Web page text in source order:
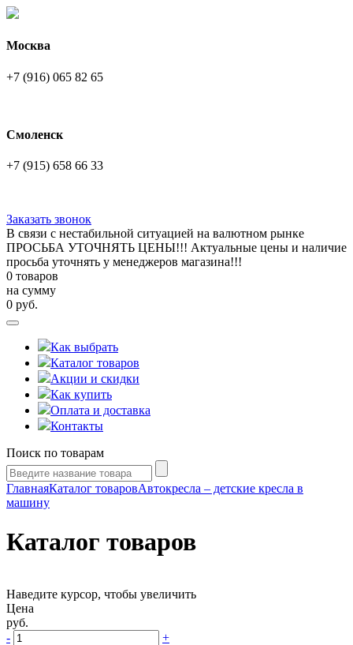
Москва
+7 (916) 065 82 65
Смоленск
+7 (915) 658 66 33
Заказать звонок
В связи с нестабильной ситуацией на валютном рынке
ПРОСЬБА УТОЧНЯТЬ ЦЕНЫ!!! Актуальные цены и наличие
просьба уточнять у менеджеров магазина!!!
0 товаров
на сумму
0 руб.
Как выбрать
Каталог товаров
Акции и скидки
Как купить
Оплата и доставка
Контакты
Поиск по товарам
ГлавнаяКаталог товаровАвтокресла – детские кресла в
машину
Каталог товаров
Наведите курсор, чтобы увеличить
Цена
руб.
-
+